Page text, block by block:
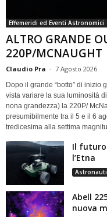
Effemeridi ed Eventi Astronomici
ALTRO GRANDE
220P/MCNAUGHT
Claudio Pra - 7 Agosto 2026
Dopo il grande “botto” di inizio
vista variare la sua luminosità
nona grandezza) la 220P/
presumibilmente tra il 5 e il 6
tredicesima alla settima
Il futuro
l’Etna
Abell
nuova